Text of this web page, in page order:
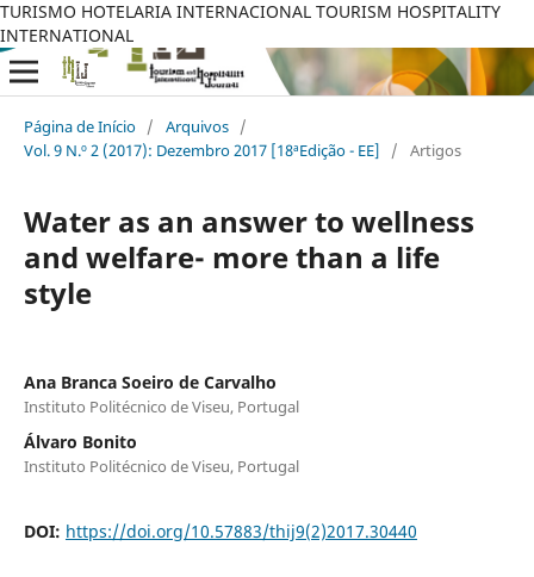
TURISMO HOTELARIA INTERNACIONAL TOURISM HOSPITALITY
INTERNATIONAL
Página de Início / Arquivos /
Vol. 9 N.º 2 (2017): Dezembro 2017 [18ªEdição - EE]
/ Artigos
Water as an answer to wellness
and welfare- more than a life
style
Ana Branca Soeiro de Carvalho
Instituto Politécnico de Viseu, Portugal
Álvaro Bonito
Instituto Politécnico de Viseu, Portugal
DOI: https://doi.org/10.57883/thij9(2)2017.30440